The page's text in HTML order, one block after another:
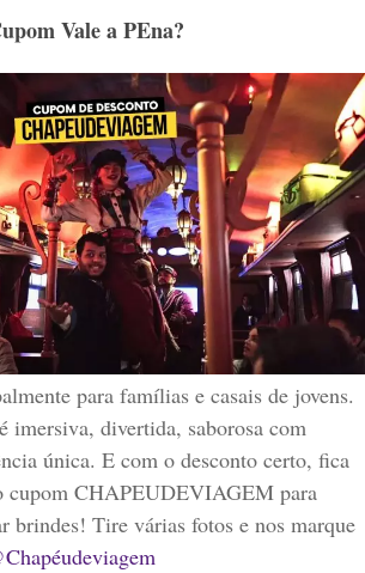
Vale a PEna?
para famílias e casais de jovens.
é imersiva, divertida, saborosa com
única. E com o desconto certo, fica
cupom CHAPEUDEVIAGEM para
brindes! Tire várias fotos e nos marque